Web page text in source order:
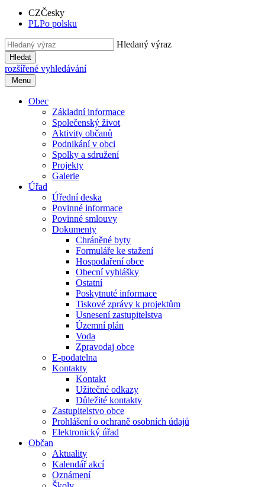
CZČesky
PLPo polsku
Hledaný výraz
Hledat
rozšířené vyhledávání
Menu
Obec
Základní informace
Společenský život
Aktivity občanů
Podnikání v obci
Spolky a sdružení
Projekty
Galerie
Úřad
Úřední deska
Povinné informace
Povinné smlouvy
Dokumenty
Chráněné byty
Formuláře ke stažení
Hospodaření obce
Obecní vyhlášky
Ostatní
Poskytnuté informace
Tiskové zprávy k projektům
Usnesení zastupitelstva
Územní plán
Voda
Zpravodaj obce
E-podatelna
Kontakty
Kontakt
Užitečné odkazy
Důležité kontakty
Zastupitelstvo obce
Prohlášení o ochraně osobních údajů
Elektronický úřad
Občan
Aktuality
Kalendář akcí
Oznámení